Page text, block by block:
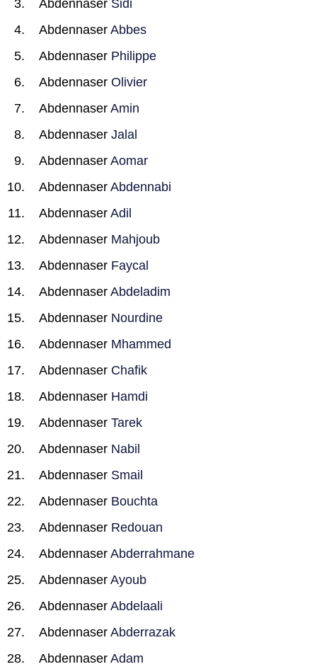
Abdennaser Sidi
Abdennaser Abbes
Abdennaser Philippe
Abdennaser Olivier
Abdennaser Amin
Abdennaser Jalal
Abdennaser Aomar
Abdennaser Abdennabi
Abdennaser Adil
Abdennaser Mahjoub
Abdennaser Faycal
Abdennaser Abdeladim
Abdennaser Nourdine
Abdennaser Mhammed
Abdennaser Chafik
Abdennaser Hamdi
Abdennaser Tarek
Abdennaser Nabil
Abdennaser Smail
Abdennaser Bouchta
Abdennaser Redouan
Abdennaser Abderrahmane
Abdennaser Ayoub
Abdennaser Abdelaali
Abdennaser Abderrazak
Abdennaser Adam